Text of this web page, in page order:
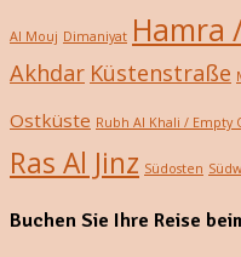
Al Mouj Dimaniyat Hamra
Akhdar Küstenstraße
Ostküste Rubh Al Khali / Empty
Ras Al Jinz Südosten
Buchen Sie Ihre Reise